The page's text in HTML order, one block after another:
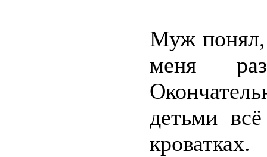
Муж понял,
меня
детьми
кроватках.